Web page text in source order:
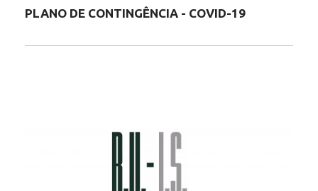
PLANO DE CONTINGÊNCIA - COVID-19